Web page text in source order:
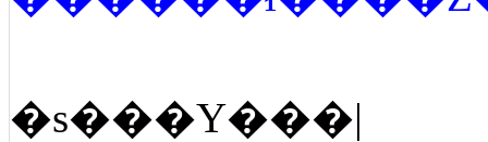
�s���Y���|